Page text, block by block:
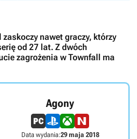
nawet graczy, którzy
od 27 lat. Z dwóch
zagrożenia w Townfall ma
Agony
Data wydania:29 maja 2018